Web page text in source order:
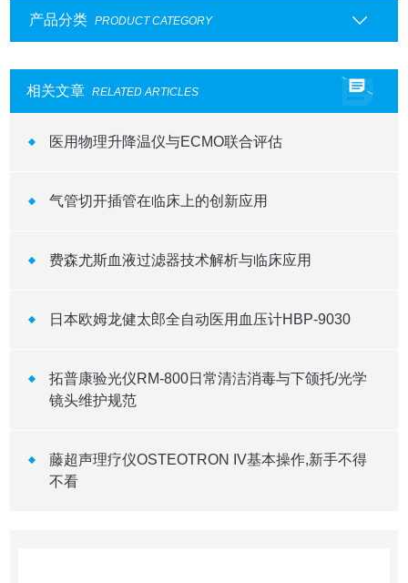
产品分类 PRODUCT CATEGORY
相关文章 RELATED ARTICLES
医用物理升降温仪与ECMO联合评估
气管切开插管在临床上的创新应用
费森尤斯血液过滤器技术解析与临床应用
日本欧姆龙健太郎全自动医用血压计HBP-9030
拓普康验光仪RM-800日常清洁消毒与下颌托/光学
镜头维护规范
藤超声理疗仪OSTEOTRON IV基本操作,新手不得
不看